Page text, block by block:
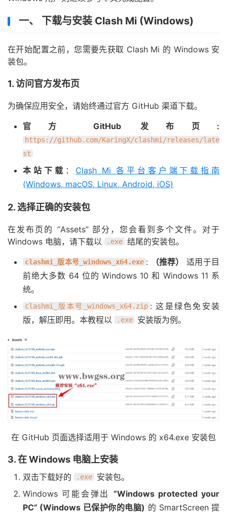
一、 下载与安装 Clash Mi (Windows)
在开始配置之前，您需要先获取 Clash Mi 的 Windows 安
装包。
1. 访问官方发布页
为确保应用安全，请始终通过官方 GitHub 渠道下载。
官方 GitHub 发布页:
https://github.com/KaringX/clashmi/releases/late
st
本站下载 ： Clash Mi 各平台客户端下载指南
(Windows, macOS, Linux, Android, iOS)
2. 选择正确的安装包
在发布页的 “Assets” 部分，您会看到多个文件。对于
Windows 电脑，请下载以
.exe 结尾的安装包。
clashmi_版本号_windows_x64.exe : （推荐）
适用于目
前绝大多数 64 位的 Windows 10 和 Windows 11 系
统。
clashmi_版本号_windows_x64.zip : 这是绿色免安装
版，解压即用。本教程以
.exe 安装版为例。
在 GitHub 页面选择适用于 Windows 的 x64.exe 安装包
3. 在 Windows 电脑上安装
双击下载好的 .exe
安装包。
Windows 可能会弹出“Windows protected your
PC” (Windows 已保护你的电脑) 的 SmartScreen 提